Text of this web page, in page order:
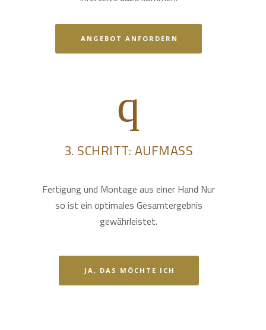
ANGEBOT ANFORDERN
3. SCHRITT: AUFMASS
Fertigung und Montage aus einer Hand Nur
so ist ein optimales Gesamtergebnis
gewährleistet.
JA, DAS MÖCHTE ICH